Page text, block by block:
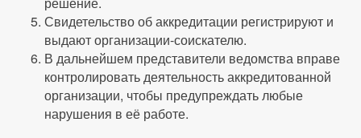
Свидетельство об аккредитации регистрируют и
выдают организации-соискателю.
В дальнейшем представители ведомства вправе
контролировать деятельность аккредитованной
организации, чтобы предупреждать любые
нарушения в её работе.